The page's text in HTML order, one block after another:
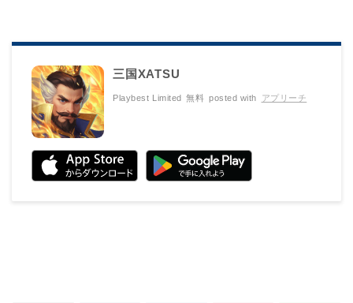
三国XATSU
Playbest Limited 無料 posted with アプリーチ